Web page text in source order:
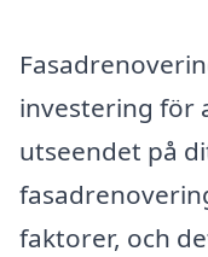
investering för
utseendet på
faktorer, och